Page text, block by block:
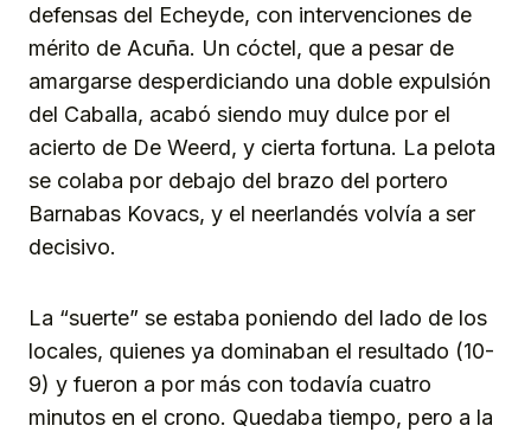
defensas del Echeyde, con intervenciones de
mérito de Acuña. Un cóctel, que a pesar de
amargarse desperdiciando una doble expulsión
del Caballa, acabó siendo muy dulce por el
acierto de De Weerd, y cierta fortuna. La pelota
se colaba por debajo del brazo del portero
Barnabas Kovacs, y el neerlandés volvía a ser
decisivo.
La “suerte” se estaba poniendo del lado de los
locales, quienes ya dominaban el resultado (10-
9) y fueron a por más con todavía cuatro
minutos en el crono. Quedaba tiempo, pero a la